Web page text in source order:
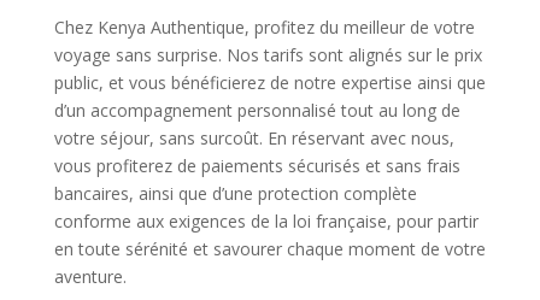
Chez Kenya Authentique, profitez du meilleur de votre
voyage sans surprise. Nos tarifs sont alignés sur le prix
public, et vous bénéficierez de notre expertise ainsi que
d’un accompagnement personnalisé tout au long de
votre séjour, sans surcoût. En réservant avec nous,
vous profiterez de paiements sécurisés et sans frais
bancaires, ainsi que d’une protection complète
conforme aux exigences de la loi française, pour partir
en toute sérénité et savourer chaque moment de votre
aventure.